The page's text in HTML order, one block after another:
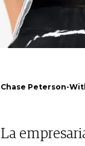
Chase Peterson-
La